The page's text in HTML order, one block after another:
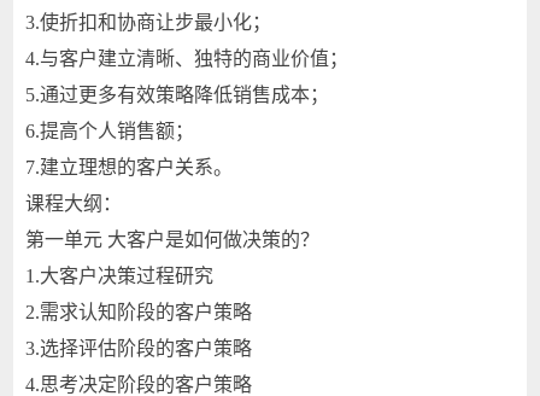
3.使折扣和协商让步最小化；
4.与客户建立清晰、独特的商业价值；
5.通过更多有效策略降低销售成本；
6.提高个人销售额；
7.建立理想的客户关系。
课程大纲：
第一单元 大客户是如何做决策的？
1.大客户决策过程研究
2.需求认知阶段的客户策略
3.选择评估阶段的客户策略
4.思考决定阶段的客户策略